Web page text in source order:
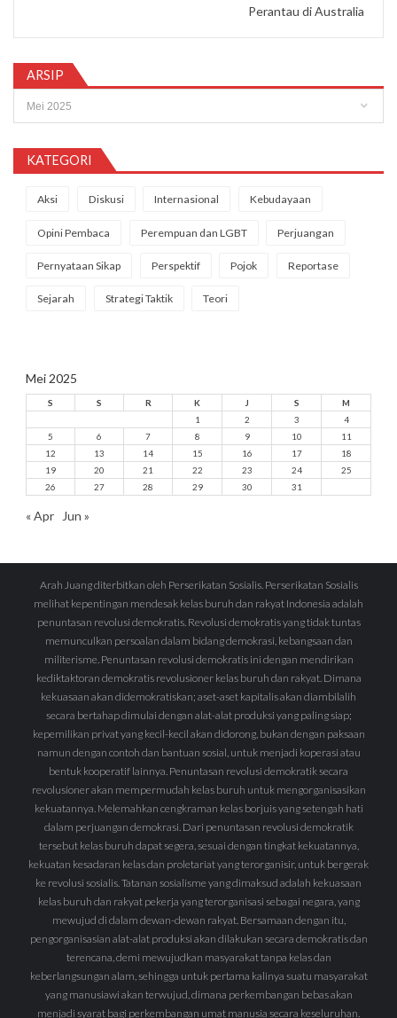
Perantau di Australia
ARSIP
KATEGORI
Aksi Diskusi Internasional Kebudayaan
Opini Pembaca Perempuan dan LGBT Perjuangan
Pernyataan Sikap Perspektif Pojok Reportase
Sejarah Strategi Taktik Teori
Mei 2025
S S R K J S
M
1
2 3
4
5
6 7 8 9 10
11
12
13 14 15 16 17
18
19
20 21 22 23 24
25
26
27 28 29 30 31
« Apr Jun »
Arah Juang diterbitkan oleh Perserikatan Sosialis. Perserikatan Sosialis
melihat kepentingan mendesak kelas buruh dan rakyat Indonesia adalah
penuntasan revolusi demokratis. Revolusi demokratis yang tidak tuntas
memunculkan persoalan dalam bidang demokrasi, kebangsaan dan
militerisme. Penuntasan revolusi demokratis ini dengan mendirikan
kediktaktoran demokratis revolusioner kelas buruh dan rakyat. Dimana
kekuasaan akan didemokratiskan; aset-aset kapitalis akan diambilalih
secara bertahap dimulai dengan alat-alat produksi yang paling siap;
kepemilikan privat yang kecil-kecil akan didorong, bukan dengan paksaan
namun dengan contoh dan bantuan sosial, untuk menjadi koperasi atau
bentuk kooperatif lainnya. Penuntasan revolusi demokratik secara
revolusioner akan mempermudah kelas buruh untuk mengorganisasikan
kekuatannya. Melemahkan cengkraman kelas borjuis yang setengah hati
dalam perjuangan demokrasi. Dari penuntasan revolusi demokratik
tersebut kelas buruh dapat segera, sesuai dengan tingkat kekuatannya,
kekuatan kesadaran kelas dan proletariat yang terorganisir, untuk bergerak
ke revolusi sosialis. Tatanan sosialisme yang dimaksud adalah kekuasaan
kelas buruh dan rakyat pekerja yang terorganisasi sebagai negara, yang
mewujud di dalam dewan-dewan rakyat. Bersamaan dengan itu,
pengorganisasian alat-alat produksi akan dilakukan secara demokratis dan
terencana, demi mewujudkan masyarakat tanpa kelas dan
keberlangsungan alam, sehingga untuk pertama kalinya suatu masyarakat
yang manusiawi akan terwujud, dimana perkembangan bebas akan
menjadi syarat bagi perkembangan umat manusia secara keseluruhan.